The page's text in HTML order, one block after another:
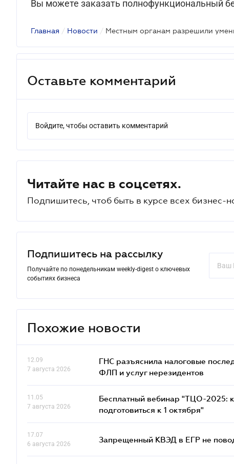
Вы можете заказать полнофункциональный
Главная / Новости /
Оставьте комментарий
Войдите, чтобы оставить комментарий
Читайте нас в соцсетях.
Подпишитесь, чтоб быть в курсе всех бизнес-
Подпишитесь на рассылку
Получайте по понедельникам weekly-digest о ключевых
событиях бизнеса
Похожие новости
12.09
7 августа 2026
ГНС разъяснила налоговые
ФЛП и услуг нерезидентов
11.05
7 августа 2026
Бесплатный вебинар "ТЦО-2025:
подготовиться к 1 октября"
17.07
6 августа 2026
Запрещенный КВЭД в ЕГР не